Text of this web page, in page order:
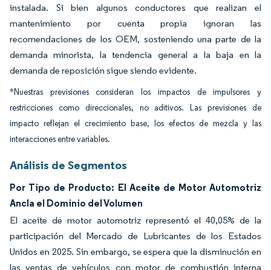
instalada. Si bien algunos conductores que realizan el
mantenimiento por cuenta propia ignoran las
recomendaciones de los OEM, sosteniendo una parte de la
demanda minorista, la tendencia general a la baja en la
demanda de reposición sigue siendo evidente.
*Nuestras previsiones consideran los impactos de impulsores y
restricciones como direccionales, no aditivos. Las previsiones de
impacto reflejan el crecimiento base, los efectos de mezcla y las
interacciones entre variables.
Análisis de Segmentos
Por Tipo de Producto: El Aceite de Motor Automotriz
Ancla el Dominio del Volumen
El aceite de motor automotriz representó el 40,05% de la
participación del Mercado de Lubricantes de los Estados
Unidos en 2025. Sin embargo, se espera que la disminución en
las ventas de vehículos con motor de combustión interna